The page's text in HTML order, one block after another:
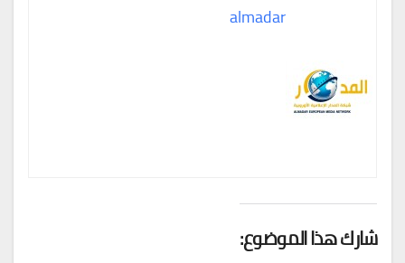
almadar
شارك هذا الموضوع: